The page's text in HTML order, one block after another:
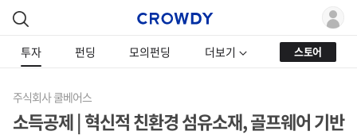
투자 펀딩 모의펀딩 더보기 스토어
주식회사 쿨베어스
소득공제 | 혁신적 친환경 섬유소재, 골프웨어 기반